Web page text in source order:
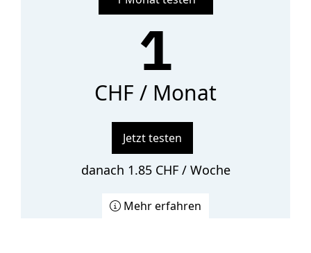
1
CHF / Monat
Jetzt testen
danach 1.85 CHF / Woche
Mehr erfahren